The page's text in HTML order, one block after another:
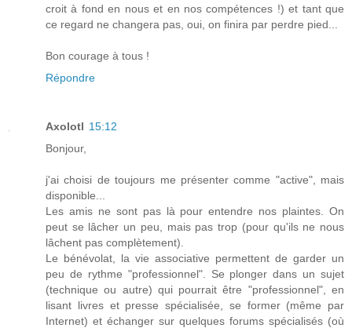
croit à fond en nous et en nos compétences !) et tant que
ce regard ne changera pas, oui, on finira par perdre pied...
Bon courage à tous !
Répondre
Axolotl 15:12
Bonjour,
j'ai choisi de toujours me présenter comme "active", mais
disponible...
Les amis ne sont pas là pour entendre nos plaintes. On
peut se lâcher un peu, mais pas trop (pour qu'ils ne nous
lâchent pas complètement).
Le bénévolat, la vie associative permettent de garder un
peu de rythme "professionnel". Se plonger dans un sujet
(technique ou autre) qui pourrait être "professionnel", en
lisant livres et presse spécialisée, se former (même par
Internet) et échanger sur quelques forums spécialisés (où